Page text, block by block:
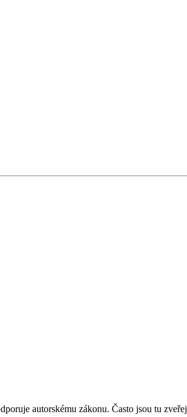
autorskému zákonu. Často jsou tu